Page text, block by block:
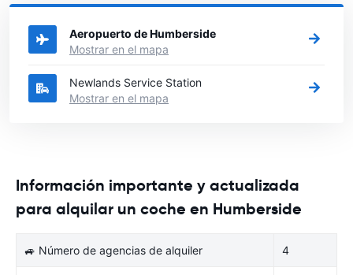
alquilar un coche.
Aeropuerto de Humberside
Mostrar en el mapa
Newlands Service Station
Mostrar en el mapa
Información importante y actualizada
para alquilar un coche en Humberside
🚙 Número de agencias de alquiler 4